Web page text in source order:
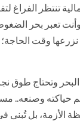
تنتظر الفراغ
تعبر بحر
نزرعها وقت
وتحتاج طوق
حياكته وصنعه..
الأزمة، بل تُبنى في